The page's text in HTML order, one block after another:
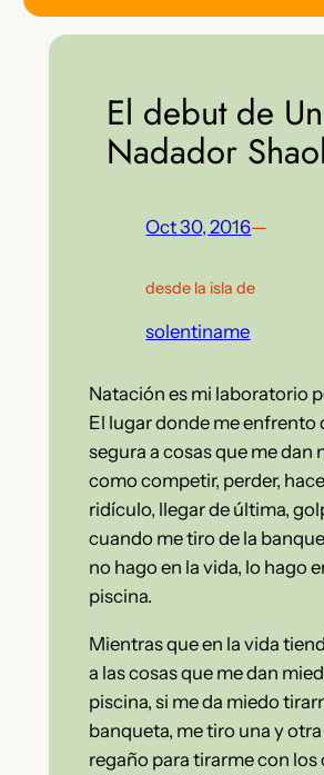
El debut de Un
Nadador
Oct 30, 2016—
desde la isla de
solentiname
Natación es mi laboratorio
El lugar donde me enfrento
segura a cosas que me dan
como competir, perder,
ridículo, llegar de última,
cuando me tiro de la
no hago en la vida, lo hago
piscina.
Mientras que en la vida
a las cosas que me dan
piscina, si me da miedo
banqueta, me tiro una y otra
regaño para tirarme con los